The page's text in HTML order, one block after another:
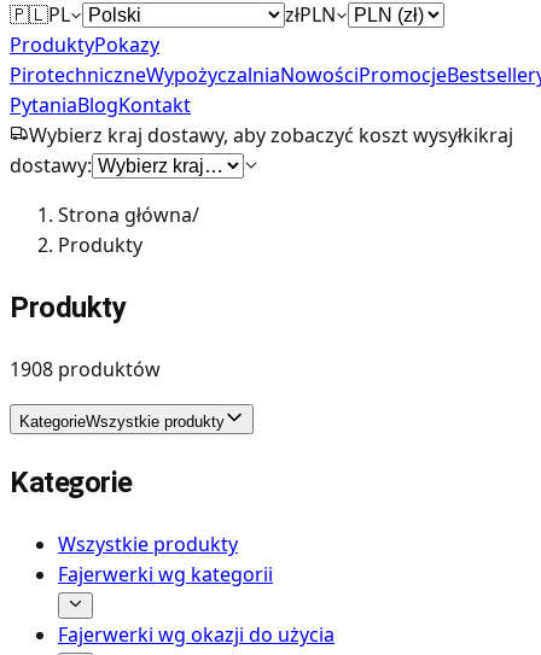
🇵🇱PL złPLN
ProduktyPokazy
PirotechniczneWypożyczalniaNowościPromocje
PytaniaBlogKontakt
Wybierz kraj dostawy, aby zobaczyć koszt wysyłkikraj
dostawy:
Strona główna/
Produkty
Produkty
1908 produktów
KategorieWszystkie produkty
Kategorie
Wszystkie produkty
Fajerwerki wg kategorii
Fajerwerki wg okazji do użycia